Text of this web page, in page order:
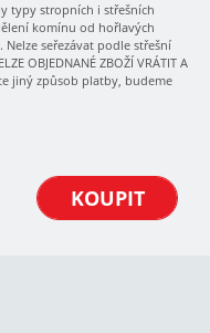
typy stropních i střešních
komínu od hořlavých
seřezávat podle střešní
OBJEDNANÉ ZBOŽÍ VRÁTIT A
jiný způsob platby, budeme
KOUPIT